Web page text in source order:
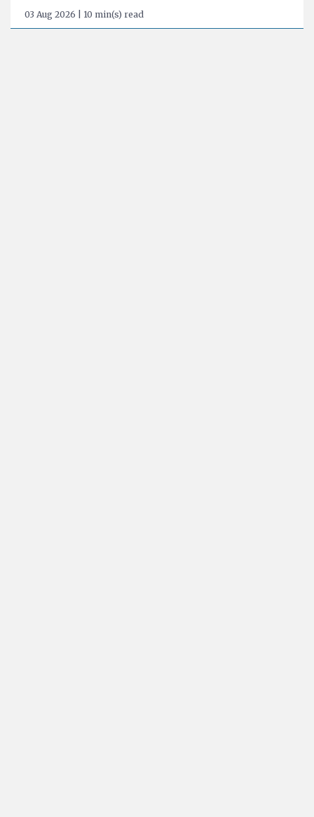
03 Aug 2026 | 10 min(s) read